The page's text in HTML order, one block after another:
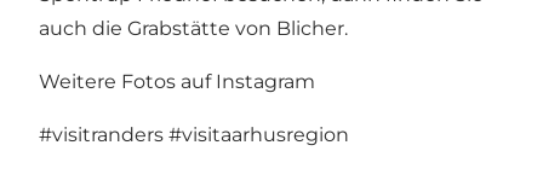
auch die Grabstätte von Blicher.
Weitere Fotos auf Instagram
#visitranders #visitaarhusregion